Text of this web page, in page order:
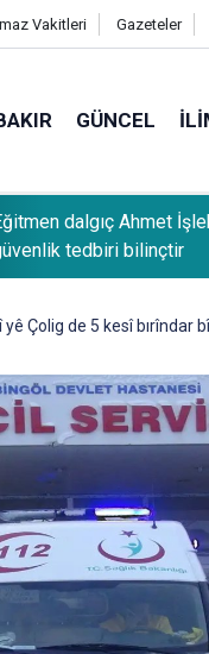
Vakitleri Gazeteler
GÜNCEL
Sait Güneş:
sağlıyor
Çolig de 5 kesî bırîndar bî